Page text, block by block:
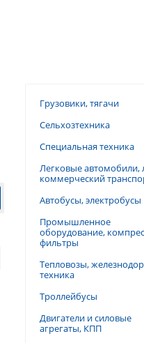
Грузовики, тягачи
Сельхозтехника
Специальная техника
Легковые автомобили,
коммерческий
Автобусы, электробусы
Промышленное
оборудование,
фильтры
Тепловозы,
техника
Троллейбусы
Двигатели и силовые
агрегаты, КПП